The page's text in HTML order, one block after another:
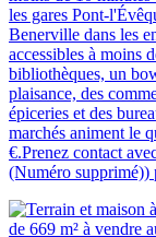
les gares Pont-
Benerville dans les
accessibles à moins
bibliothèques, un
plaisance, des
épiceries et des
marchés animent le
€.Prenez contact
(Numéro supprimé))